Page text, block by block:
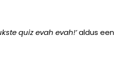
quiz evah evah!’aldus een